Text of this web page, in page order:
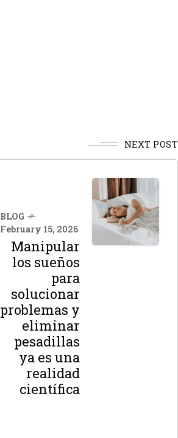
NEXT POST
BLOG
February 15, 2026
Manipular
los sueños
para
solucionar
problemas y
eliminar
pesadillas
ya es una
realidad
científica